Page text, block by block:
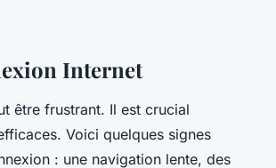
Internet
être frustrant. Il est crucial
Voici quelques signes
: une navigation lente, des